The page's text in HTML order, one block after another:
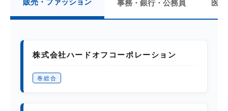
事務・銀行・公務員 医
株式会社ハードオフコーポレーション
巻総合